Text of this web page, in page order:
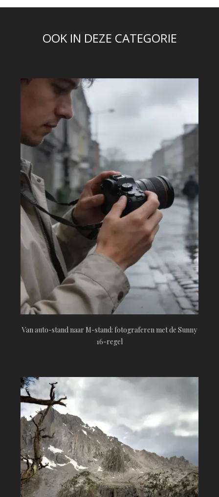
OOK IN DEZE CATEGORIE
Van auto-stand naar M-stand: fotograferen met de Sunny
16-regel